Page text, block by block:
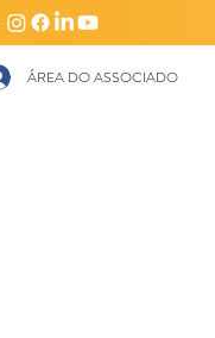
ÁREA DO ASSOCIADO